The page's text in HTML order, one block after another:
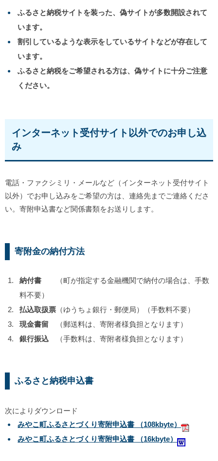
ふるさと納税サイトを装った、偽サイトが多数開設されて
います。
割引しているような表示をしているサイトなどが存在して
います。
ふるさと納税をご希望される方は、偽サイトに十分ご注意
ください。
インターネット受付サイト以外でのお申し込
み
電話・ファクシミリ・メールなど（インターネット受付サイト
以外）でお申し込みをご希望の方は、連絡先までご連絡くださ
い。寄附申込書など関係書類をお送りします。
寄附金の納付方法
納付書
（町が指定する金融機関で納付の場合は、手数
料不要）
払込取扱票 （ゆうちょ銀行・郵便局）（手数料不要）
現金書留
（郵送料は、寄附者様負担となります）
銀行振込
（手数料は、寄附者様負担となります）
ふるさと納税申込書
次によりダウンロード
みやこ町ふるさとづくり寄附申込書 （108kbyte）
みやこ町ふるさとづくり寄附申込書 （16kbyte）